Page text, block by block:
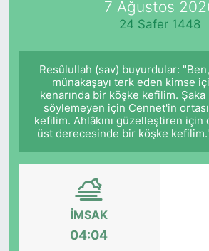
7 Ağustos
24 Safer 1448
Resûlullah (sav) buyurdular:
münakaşayı terk eden kimse
kenarında bir köşke kefilim.
söylemeyen için Cennet'in
kefilim. Ahlâkını güzelleştiren için
üst derecesinde bir köşke
İMSAK
04:04
KÖŞE YAZILARI
KÖŞE YAZILARI (Arşiv)
KÜLTÜR SANAT
MAGAZİN
SAĞLIK
SARIYER HABERLERİ